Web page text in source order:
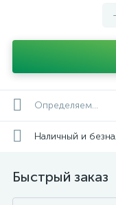
-
Определяем...
Наличный и
Быстрый заказ